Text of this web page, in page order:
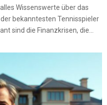
Wissenswerte über das
bekanntesten Tennisspieler
sind die Finanzkrisen, die...